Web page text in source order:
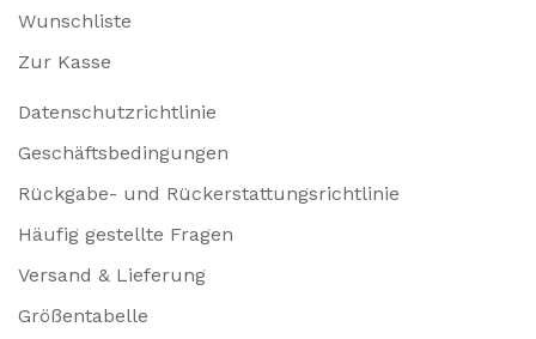
Wunschliste
Zur Kasse
Datenschutzrichtlinie
Geschäftsbedingungen
Rückgabe- und Rückerstattungsrichtlinie
Häufig gestellte Fragen
Versand & Lieferung
Größentabelle